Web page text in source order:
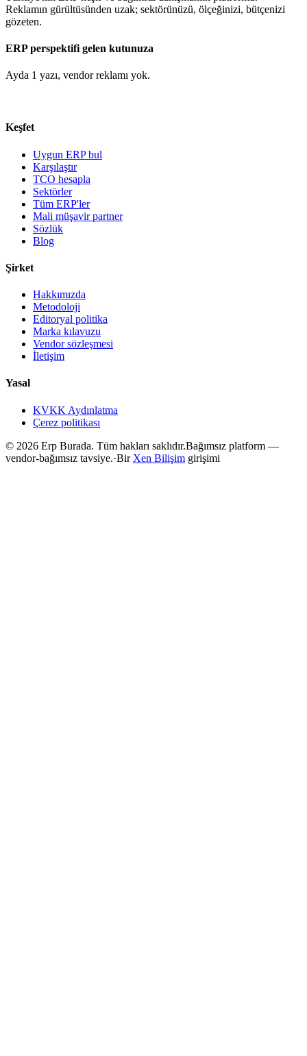
Reklamın gürültüsünden uzak; sektörünüzü, ölçeğinizi, bütçenizi
gözeten.
ERP perspektifi gelen kutunuza
Ayda 1 yazı, vendor reklamı yok.
Keşfet
Uygun ERP bul
Karşılaştır
TCO hesapla
Sektörler
Tüm ERP'ler
Mali müşavir partner
Sözlük
Blog
Şirket
Hakkımızda
Metodoloji
Editoryal politika
Marka kılavuzu
Vendor sözleşmesi
İletişim
Yasal
KVKK Aydınlatma
Çerez politikası
© 2026 Erp Burada. Tüm hakları saklıdır.Bağımsız platform —
vendor-bağımsız tavsiye.·Bir Xen Bilişim girişimi